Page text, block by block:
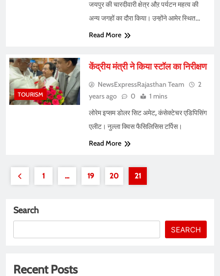
जयपुर की चारदीवारी क्षेत्र औऱ पर्यटन महत्व की
अन्य जगहों का दौरा किया। उन्होंने आमेर स्थित…
Read More
TOURISM
केंद्रीय मंत्री ने किया स्टॉल का निरीक्षण
NewsExpressRajasthan Team
2
years ago
0 1 mins
लोरेम इप्सम डोलर सिट अमेट, कंसेक्टेचर एडिपिसिंग
एलीट। नुल्ला क्विस फैसिलिसिस टर्पिस।
Read More
1 … 19 20 21
Search
SEARCH
Recent Posts